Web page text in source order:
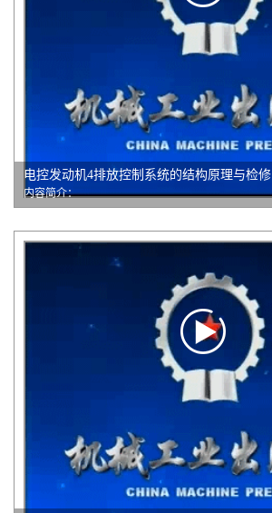
电控发动机4排放控制系统的结构原理与检修
内容简介：